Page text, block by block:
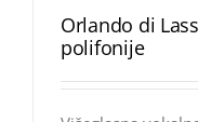
Orlando di
polifonije